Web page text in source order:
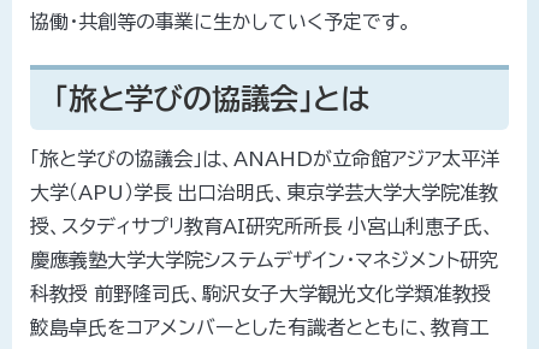
協働・共創等の事業に生かしていく予定です。
「旅と学びの協議会」とは
「旅と学びの協議会」は、ANAHDが立命館アジア太平洋
大学（APU）学長 出口治明氏、東京学芸大学大学院准教
授、スタディサプリ教育AI研究所所長 小宮山利恵子氏、
慶應義塾大学大学院システムデザイン・マネジメント研究
科教授 前野隆司氏、駒沢女子大学観光文化学類准教授
鮫島卓氏をコアメンバーとした有識者とともに、教育工